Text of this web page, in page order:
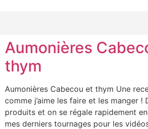
Aumonières
thym
Aumonières Cabecou et thym Une
comme j’aime les faire et les manger !
produits et on se régale rapidement
mes derniers tournages pour les